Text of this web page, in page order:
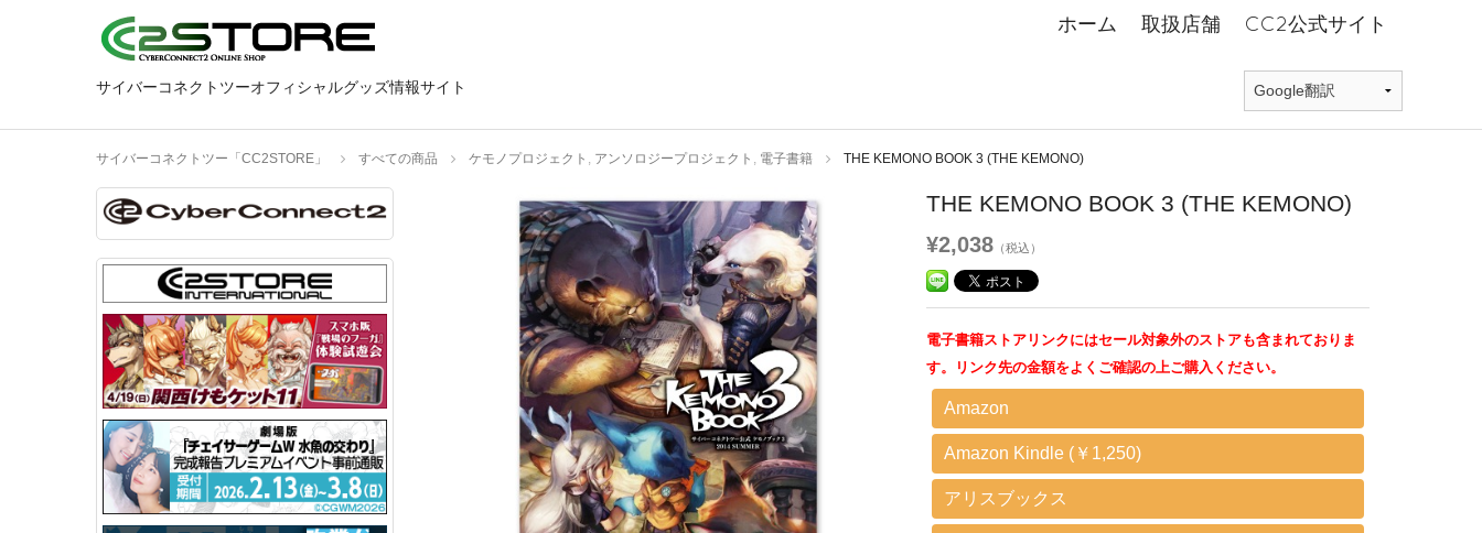
サイバーコネクトツーオフィシャルグッズ情報サイト
ホーム 取扱店舗 CC2公式サイト
サイバーコネクトツー「CC2STORE」 すべての商品 ケモノプロジェクト , アンソロジープロジェクト , 電子書籍 THE KEMONO BOOK 3 (THE KEMONO)
THE KEMONO BOOK 3 (THE KEMONO)
¥2,038（税込）
電子書籍ストアリンクにはセール対象外のストアも含まれておりま
す。リンク先の金額をよくご確認の上ご購入ください。
Amazon
Amazon Kindle (￥1,250)
アリスブックス